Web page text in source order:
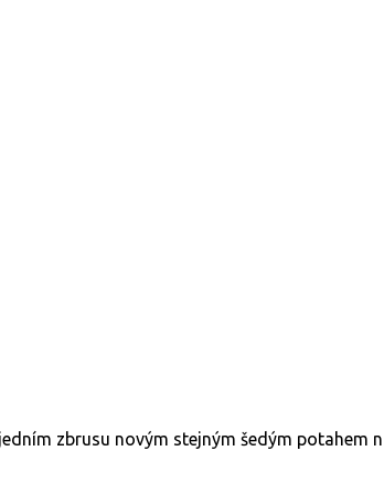
zbrusu novým stejným šedým potahem